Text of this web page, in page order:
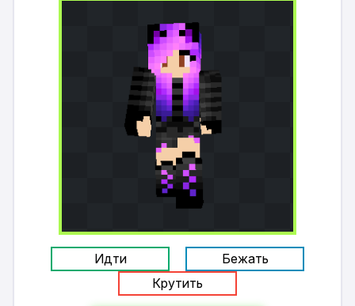
Идти
Бежать
Крутить